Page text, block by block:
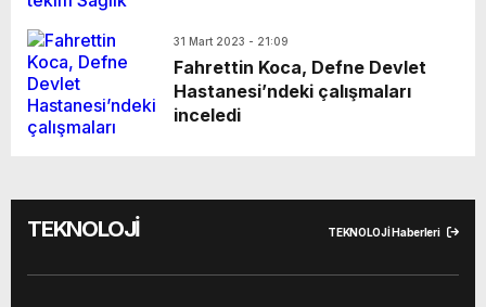
31 Mart 2023 - 21:09
Fahrettin Koca, Defne Devlet
Hastanesi’ndeki çalışmaları
inceledi
TEKNOLOJİ TEKNOLOJİ Haberleri